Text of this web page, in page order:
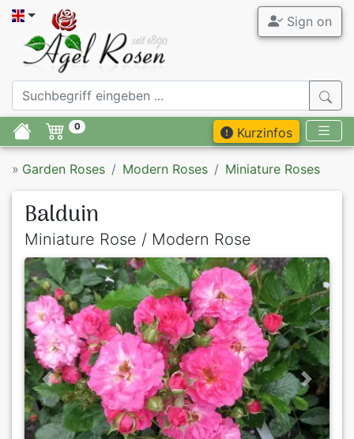
Sign on
0 Kurzinfos
» Garden Roses Modern Roses Miniature Roses
Balduin
Miniature Rose / Modern Rose
Previous Next